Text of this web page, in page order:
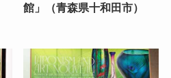
館」（青森県十和田市）